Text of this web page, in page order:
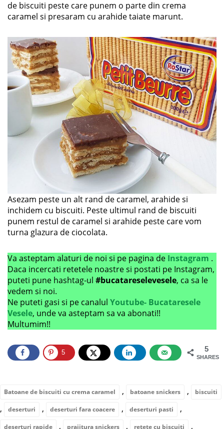
de biscuiti peste care punem o parte din crema
caramel si presaram cu arahide taiate marunt.
Asezam peste un alt rand de caramel, arahide si
inchidem cu biscuiti. Peste ultimul rand de biscuiti
punem restul de caramel si arahide peste care vom
turna glazura de ciocolata.
Va asteptam alaturi de noi si pe pagina de Instagram .
Daca incercati retetele noastre si postati pe Instagram,
puteti pune hashtag-ul #bucatareselevesele, ca sa le
vedem si noi.
Ne puteti gasi si pe canalul Youtube- Bucataresele
Vesele, unde va asteptam sa va abonati!!
Multumim!!
5
SHARES
5
Batoane de biscuiti cu crema caramel , batoane snickers , biscuiti
, deserturi , deserturi fara coacere , deserturi pasti ,
deserturi rapide , prajitura snickers , retete cu biscuiti ,